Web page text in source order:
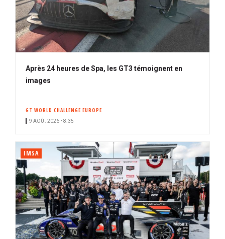
Après 24 heures de Spa, les GT3 témoignent en
images
GT WORLD CHALLENGE EUROPE
9 AOÛ. 2026 • 8:35
IMSA